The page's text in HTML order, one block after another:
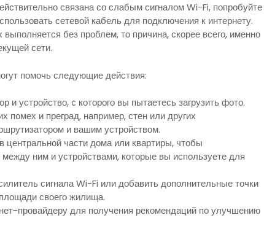
связана со слабым сигналом Wi-Fi, попробуйте
сетевой кабель для подключения к интернету.
выполняется без проблем, то причина, скорее всего, именно
сети.
помочь следующие действия:
и устройство, с которого вы пытаетесь загрузить фото.
помех и преград, например, стен или других
и вашим устройством.
центральной части дома или квартиры, чтобы
ним и устройствами, которые вы используете для
сигнала Wi-Fi или добавить дополнительные точки
своего жилища.
провайдеру для получения рекомендаций по улучшению